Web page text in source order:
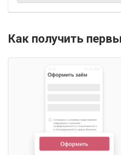
Как получить